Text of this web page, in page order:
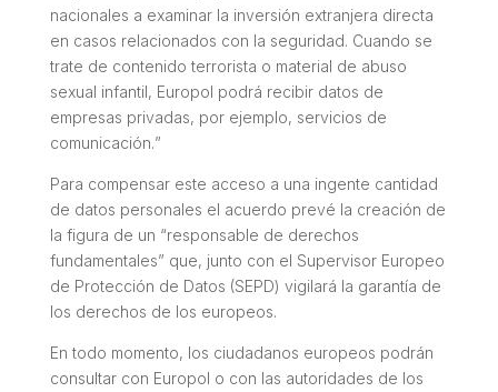
nacionales a examinar la inversión extranjera directa
en casos relacionados con la seguridad. Cuando se
trate de contenido terrorista o material de abuso
sexual infantil, Europol podrá recibir datos de
empresas privadas, por ejemplo, servicios de
comunicación.”
Para compensar este acceso a una ingente cantidad
de datos personales el acuerdo prevé la creación de
la figura de un “responsable de derechos
fundamentales” que, junto con el Supervisor Europeo
de Protección de Datos (SEPD) vigilará la garantía de
los derechos de los europeos.
En todo momento, los ciudadanos europeos podrán
consultar con Europol o con las autoridades de los